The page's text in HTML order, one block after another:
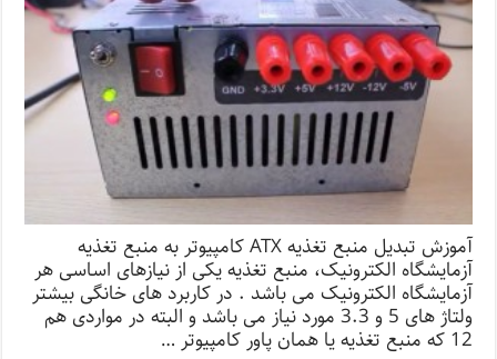
آموزش تبدیل منبع تغذیه ATX کامپیوتر به منبع تغذیه
آزمایشگاه الکترونیک، منبع تغذیه یکی از نیازهای اساسی هر
آزمایشگاه الکترونیک می باشد . در کاربرد های خانگی بیشتر
ولتاژ های 5 و 3.3 مورد نیاز می باشد و البته در مواردی هم
12 که منبع تغذیه یا همان پاور کامپیوتر …